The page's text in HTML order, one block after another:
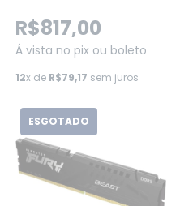
XMP 3.0/AMD EXPO (Preto)
(LD5U16G60C32LG-RUD)
R$817,00
Á vista no pix ou boleto
12x de R$79,17 sem juros
ESGOTADO